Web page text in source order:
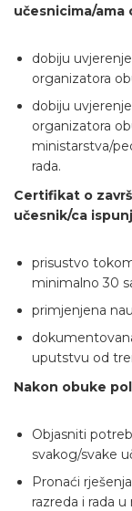
učesnicima/ama
dobiju
organizatora
dobiju
organizatora
ministarstva/
rada.
Certifikat o
učesnik/ca
prisustvo
minimalno 30
primjenjena
uputstvu od
Nakon obuke
Objasniti
svakog/svake
Pronaći
razreda i rada u